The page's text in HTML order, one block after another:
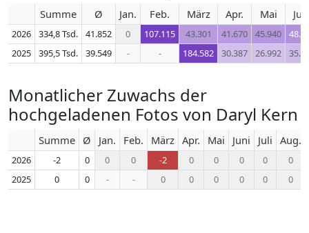
Summe Ø Jan. Feb. März Apr. Mai
2026 334,8 Tsd. 41.852 0 107.115 43.301 41.670 45.940
2025
395,5 Tsd. 39.549 - - 184.582 30.387 26.992
Monatlicher Zuwachs der
hochgeladenen Fotos von Daryl Kern
Summe Ø Jan. Feb. März Apr. Mai Juni Juli Aug.
2026 -2 0 0 0 -2 0 0 0 0
0
2025
0 0 - - 0 0 0 0 0 0